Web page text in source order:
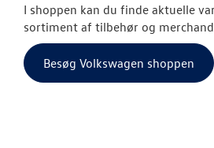
I shoppen kan du finde aktuelle
sortiment af tilbehør og
Besøg Volkswagen shoppen